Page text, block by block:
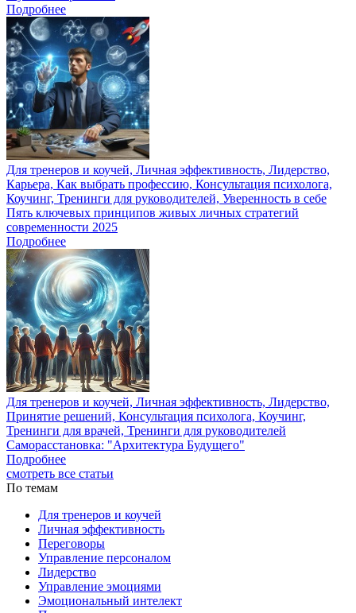
Подробнее
Для тренеров и коучей, Личная эффективность, Лидерство,
Карьера, Как выбрать профессию, Консультация психолога,
Коучинг, Тренинги для руководителей, Уверенность в себе
Пять ключевых принципов живых личных стратегий
современности 2025
Подробнее
Для тренеров и коучей, Личная эффективность, Лидерство,
Принятие решений, Консультация психолога, Коучинг,
Тренинги для врачей, Тренинги для руководителей
Саморасстановка: "Архитектура Будущего"
Подробнее
смотреть все статьи
По темам
Для тренеров и коучей
Личная эффективность
Переговоры
Управление персоналом
Лидерство
Управление эмоциями
Эмоциональный интелект